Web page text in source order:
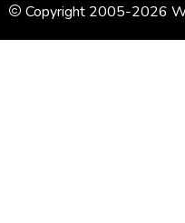
Copyright 2005-2026